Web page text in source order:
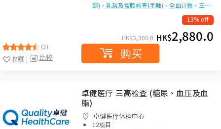
(2)
比较
收藏
部)、乳房及盆腔检查(手触)、全血计数、三…
13% off
HK$3,300.0 HK$2,880.0
购买
卓健医疗 三高检查 (糖尿、血压及血
脂)
卓健医疗体检中心
12项目 |